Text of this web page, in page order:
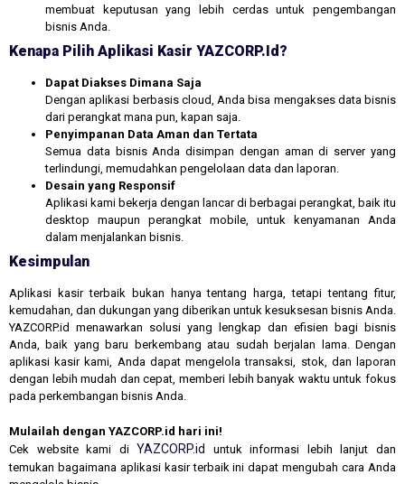
membuat keputusan yang lebih cerdas untuk pengembangan
bisnis Anda.
Kenapa Pilih Aplikasi Kasir YAZCORP.id?
Dapat Diakses Dimana Saja
Dengan aplikasi berbasis cloud, Anda bisa mengakses data bisnis
dari perangkat mana pun, kapan saja.
Penyimpanan Data Aman dan Tertata
Semua data bisnis Anda disimpan dengan aman di server yang
terlindungi, memudahkan pengelolaan data dan laporan.
Desain yang Responsif
Aplikasi kami bekerja dengan lancar di berbagai perangkat, baik itu
desktop maupun perangkat mobile, untuk kenyamanan Anda
dalam menjalankan bisnis.
Kesimpulan
Aplikasi kasir terbaik bukan hanya tentang harga, tetapi tentang fitur,
kemudahan, dan dukungan yang diberikan untuk kesuksesan bisnis Anda.
YAZCORP.id menawarkan solusi yang lengkap dan efisien bagi bisnis
Anda, baik yang baru berkembang atau sudah berjalan lama. Dengan
aplikasi kasir kami, Anda dapat mengelola transaksi, stok, dan laporan
dengan lebih mudah dan cepat, memberi lebih banyak waktu untuk fokus
pada perkembangan bisnis Anda.
Mulailah dengan YAZCORP.id hari ini!
Cek website kami di YAZCORP.id
untuk informasi lebih lanjut dan
temukan bagaimana aplikasi kasir terbaik ini dapat mengubah cara Anda